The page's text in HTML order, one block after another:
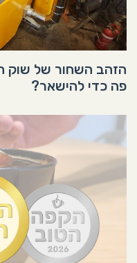
הזהב השחור של שוק
פה כדי להישאר?